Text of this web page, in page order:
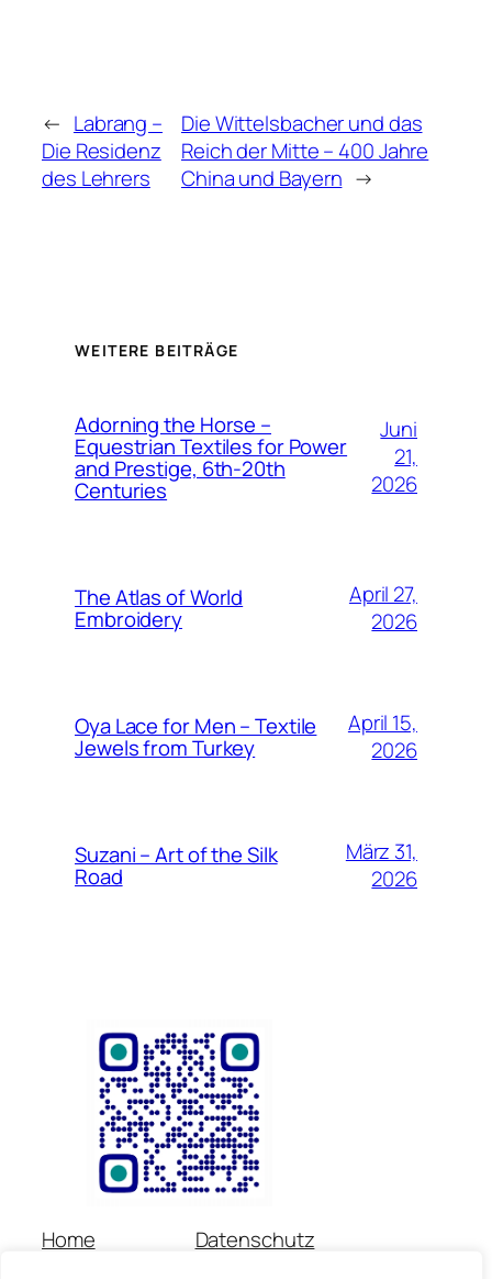
← Labrang –
Die Residenz
des Lehrers
Die Wittelsbacher und das
Reich der Mitte – 400 Jahre
China und Bayern →
WEITERE BEITRÄGE
Adorning the Horse –
Equestrian Textiles for Power
and Prestige, 6th-20th
Centuries
Juni
21,
2026
The Atlas of World
Embroidery
April 27,
2026
Oya Lace for Men – Textile
Jewels from Turkey
April 15,
2026
Suzani – Art of the Silk
Road
März 31,
2026
Home
Datenschutz